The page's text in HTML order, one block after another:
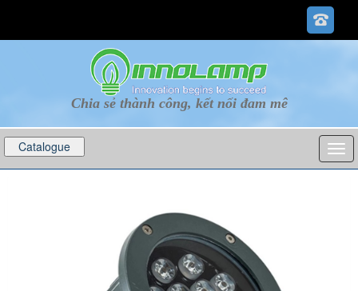
Chia sẻ thành công, kết nối đam mê
Catalogue p